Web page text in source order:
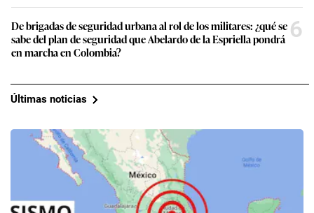
De brigadas de seguridad urbana al rol de los militares: ¿qué se
sabe del plan de seguridad que Abelardo de la Espriella pondrá
en marcha en Colombia?
6
Últimas noticias